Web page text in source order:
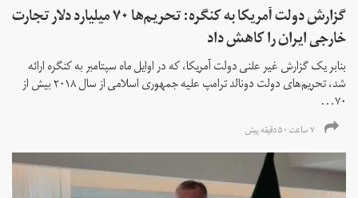
گزارش دولت آمریکا به کنگره: تحریم‌ها ۷۰ میلیارد دلار تجارت
خارجی ایران را کاهش داد
بنابر یک گزارش غیر علنی دولت آمریکا، که در اوایل ماه سپتامبر به کنگره ارائه
شد، تحریم‌های دولت دونالد ترامپ علیه جمهوری اسلامی از سال ۲۰۱۸ بیش از
۷۰...
۷ ساعت ۵۰ دقیقه پیش